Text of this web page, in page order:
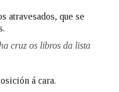
atravesados, que se
cruz os libros da lista
á cara.